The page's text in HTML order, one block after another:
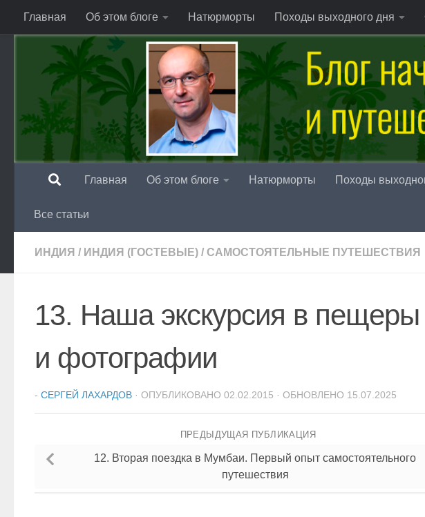
Перейти к содержимому
Главная Об этом блоге Натюрморты Походы выходного дня
Главная Об этом блоге Натюрморты Походы
Все статьи
ИНДИЯ / ИНДИЯ (ГОСТЕВЫЕ) / САМОСТОЯТЕЛЬНЫЕ ПУТЕШЕСТВИЯ
13. Наша экскурсия в
и фотографии
- СЕРГЕЙ ЛАХАРДОВ · ОПУБЛИКОВАНО 02.02.2015 · ОБНОВЛЕНО 15.07.2025
ПРЕДЫДУЩАЯ ПУБЛИКАЦИЯ
12. Вторая поездка в Мумбаи. Первый опыт самостоятельного
путешествия